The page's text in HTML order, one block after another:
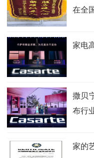
在全
家电
撒贝
布行
家的